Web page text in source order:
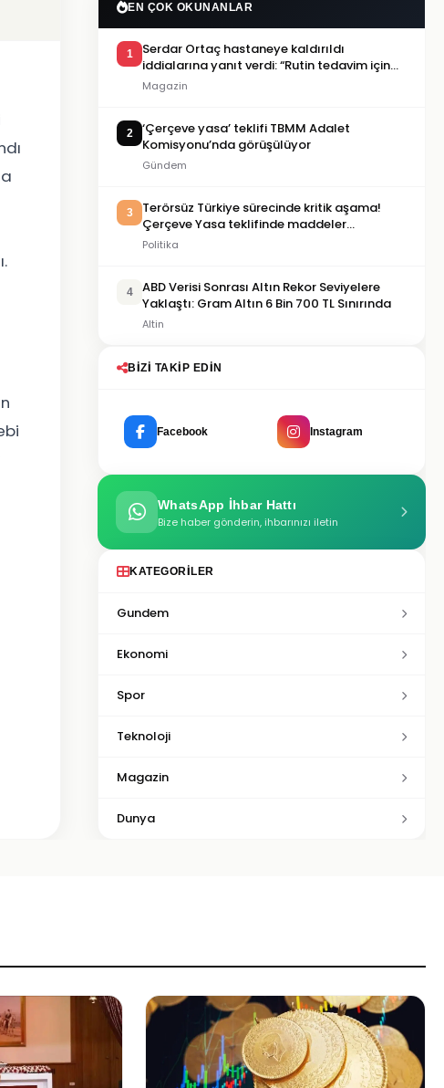
EN ÇOK OKUNANLAR
1
Serdar Ortaç hastaneye kaldırıldı
iddialarına yanıt verdi: “Rutin tedavim için
buradayım”
Magazin
2
‘Çerçeve yasa’ teklifi TBMM Adalet
Komisyonu’nda görüşülüyor
Gündem
3
Terörsüz Türkiye sürecinde kritik aşama!
Çerçeve Yasa teklifinde maddeler
görüşülmeye başlandı
Politika
4
ABD Verisi Sonrası Altın Rekor Seviyelere
Yaklaştı: Gram Altın 6 Bin 700 TL Sınırında
Altin
BIZI TAKIP EDIN
Facebook Instagram
WhatsApp İhbar Hattı
Bize haber gönderin, ihbarınızı iletin
KATEGORILER
Gundem
Ekonomi
Spor
Teknoloji
Magazin
Dunya